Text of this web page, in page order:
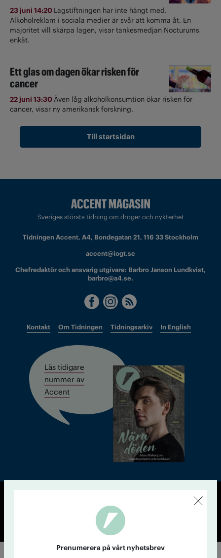
23 juni 14:20 Lagstiftningen har inte hängt med.
Alkoholreklam i sociala medier är svår att komma åt. En
majoritet vill skärpa lagen, visar tankesmedjan Nocturums
enkät.
Ett glas om dagen ökar risken för
cancer
22 juni 13:30Även låg alkoholkonsumtion ökar risken för
cancer, visar ny amerikansk forskning.
Till startsidan
Sveriges största tidning om droger och nykterhet
Tidningen Accent, A4, Bondegatan 21, 116 33 Stockholm
accent@iogt.se
Chefredaktör och ansvarig utgivare: Barbro Janson Lundkvist,
barbro@a4.se.
Kontakt Om Tidningen Tidningsarkiv In English
Läs tidigare
nummer av
Accent
© Tidningen Accent 2026
Personuppgiftspolicy
Prenumerera på vårt nyhetsbrev